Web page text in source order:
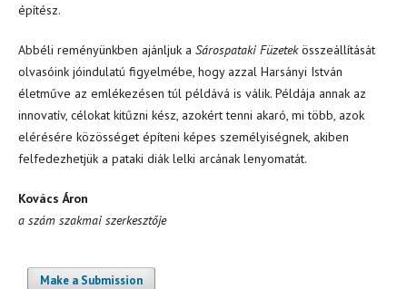
építész.
Abbéli reményünkben ajánljuk a Sárospataki Füzetekösszeállítását
olvasóink jóindulatú figyelmébe, hogy azzal Harsányi István
életműve az emlékezésen túl példává is válik. Példája annak az
innovatív, célokat kitűzni kész, azokért tenni akaró, mi több, azok
elérésére közösséget építeni képes személyiségnek, akiben
felfedezhetjük a pataki diák lelki arcának lenyomatát.
Kovács Áron
a szám szakmai szerkesztője
Make a Submission